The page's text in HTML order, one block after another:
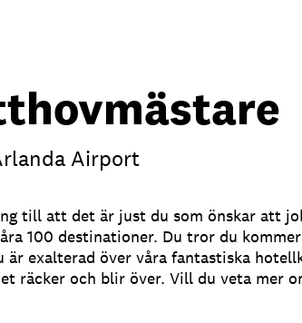
Airport
till att det är just du som önskar att
100 destinationer. Du tror du
är exalterad över våra fantastiska
räcker och blir över. Vill du veta mer